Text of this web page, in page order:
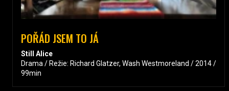
POŘÁD JSEM TO JÁ
Still Alice
Drama / Režie: Richard Glatzer, Wash Westmoreland / 2014 /
99min